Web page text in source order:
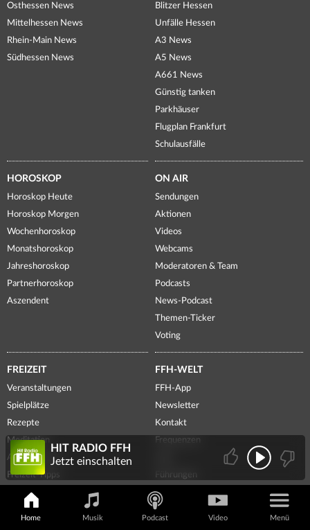
Osthessen News
Mittelhessen News
Rhein-Main News
Südhessen News
Blitzer Hessen
Unfälle Hessen
A3 News
A5 News
A661 News
Günstig tanken
Parkhäuser
Flugplan Frankfurt
Schulausfälle
HOROSKOP
Horoskop Heute
Horoskop Morgen
Wochenhoroskop
Monatshoroskop
Jahreshoroskop
Partnerhoroskop
Aszendent
ON AIR
Sendungen
Aktionen
Videos
Webcams
Moderatoren & Team
Podcasts
News-Podcast
Themen-Ticker
Voting
FREIZEIT
Veranstaltungen
Spielplätze
Rezepte
Meditation
Ausflugsziele
Freizeit-Tipps
Ticketshop
Lotto Hessen
FFH-WELT
FFH-App
Newsletter
Kontakt
Frequenzen
Führungen
Presse
Radiowerbung
Home Musik Podcast Video Menü
HIT RADIO FFH
Jetzt einschalten